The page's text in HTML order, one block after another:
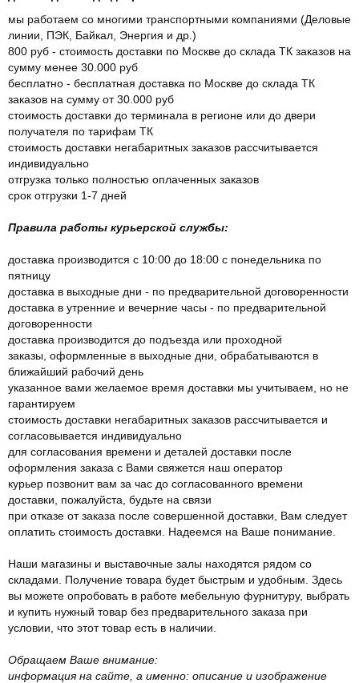
мы работаем со многими транспортными компаниями (Деловые
линии, ПЭК, Байкал, Энергия и др.)
800 руб - стоимость доставки по Москве до склада ТК заказов на
сумму менее 30.000 руб
бесплатно - бесплатная доставка по Москве до склада ТК
заказов на сумму от 30.000 руб
стоимость доставки до терминала в регионе или до двери
получателя по тарифам ТК
стоимость доставки негабаритных заказов рассчитывается
индивидуально
отгрузка только полностью оплаченных заказов
срок отгрузки 1-7 дней
Правила работы курьерской службы:
доставка производится с 10:00 до 18:00 с понедельника по
пятницу
доставка в выходные дни - по предварительной договоренности
доставка в утренние и вечерние часы - по предварительной
договоренности
доставка производится до подъезда или проходной
заказы, оформленные в выходные дни, обрабатываются в
ближайший рабочий день
указанное вами желаемое время доставки мы учитываем, но не
гарантируем
стоимость доставки негабаритных заказов рассчитывается и
согласовывается индивидуально
для согласования времени и деталей доставки после
оформления заказа с Вами свяжется наш оператор
курьер позвонит вам за час до согласованного времени
доставки, пожалуйста, будьте на связи
при отказе от заказа после совершенной доставки, Вам следует
оплатить стоимость доставки. Надеемся на Ваше понимание.
Наши магазины и выставочные залы находятся рядом со
складами. Получение товара будет быстрым и удобным. Здесь
вы можете опробовать в работе мебельную фурнитуру, выбрать
и купить нужный товар без предварительного заказа при
условии, что этот товар есть в наличии.
Обращаем Ваше внимание:
информация на сайте, а именно: описание и изображение